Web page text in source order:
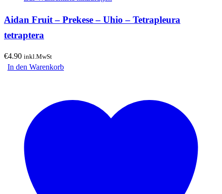
Aidan Fruit – Prekese – Uhio – Tetrapleura
tetraptera
€4.90 inkl.MwSt
In den Warenkorb